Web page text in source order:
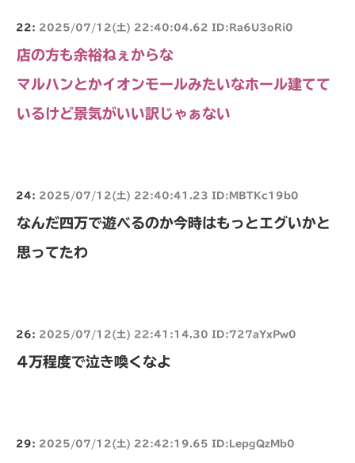
22: 2025/07/12(土) 22:40:04.62 ID:Ra6U3oRi0
店の方も余裕ねぇからな
マルハンとかイオンモールみたいなホール建てて
いるけど景気がいい訳じゃぁない
24: 2025/07/12(土) 22:40:41.23 ID:MBTKc19b0
なんだ四万で遊べるのか今時はもっとエグいかと
思ってたわ
26: 2025/07/12(土) 22:41:14.30 ID:727aYxPw0
4万程度で泣き喚くなよ
29: 2025/07/12(土) 22:42:19.65 ID:LepgQzMb0